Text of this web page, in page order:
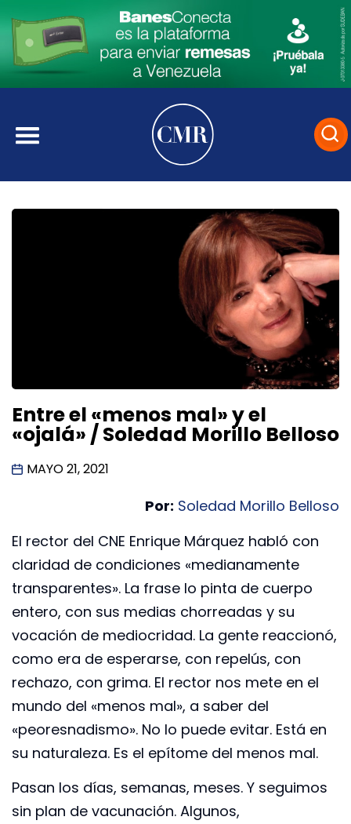
Entre el «menos mal» y el
«ojalá» / Soledad Morillo Belloso
MAYO 21, 2021
Por: Soledad Morillo Belloso
El rector del CNE Enrique Márquez habló con
claridad de condiciones «medianamente
transparentes». La frase lo pinta de cuerpo
entero, con sus medias chorreadas y su
vocación de mediocridad. La gente reaccionó,
como era de esperarse, con repelús, con
rechazo, con grima. El rector nos mete en el
mundo del «menos mal», a saber del
«peoresnadismo». No lo puede evitar. Está en
su naturaleza. Es el epítome del menos mal.
Pasan los días, semanas, meses. Y seguimos
sin plan de vacunación. Algunos,